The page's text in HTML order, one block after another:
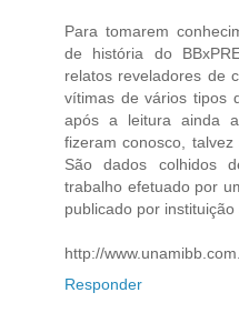
Para tomarem
de história do
relatos reveladores de
vítimas de vários tipos
após a leitura ainda
fizeram conosco, talvez
São dados colhidos
trabalho efetuado por
publicado por instituição
http://
Responder